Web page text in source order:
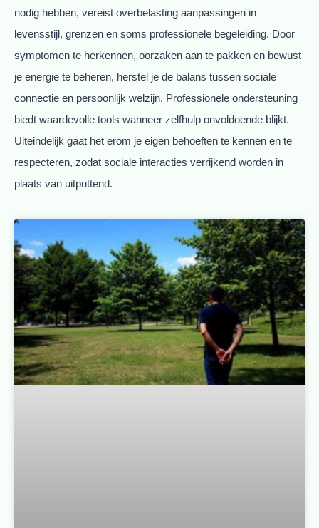
nodig hebben, vereist overbelasting aanpassingen in
levensstijl, grenzen en soms professionele begeleiding. Door
symptomen te herkennen, oorzaken aan te pakken en bewust
je energie te beheren, herstel je de balans tussen sociale
connectie en persoonlijk welzijn. Professionele ondersteuning
biedt waardevolle tools wanneer zelfhulp onvoldoende blijkt.
Uiteindelijk gaat het erom je eigen behoeften te kennen en te
respecteren, zodat sociale interacties verrijkend worden in
plaats van uitputtend.